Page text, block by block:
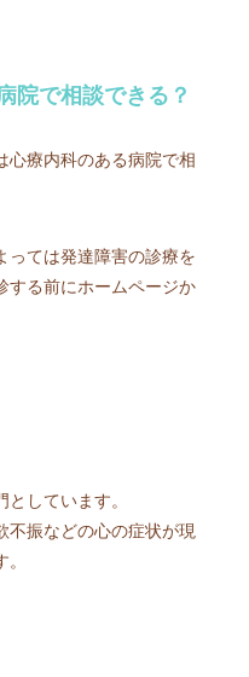
院で相談できる？
心療内科のある病院で相
っては発達障害の診療を
する前にホームページか
しています。
不振などの心の症状が現